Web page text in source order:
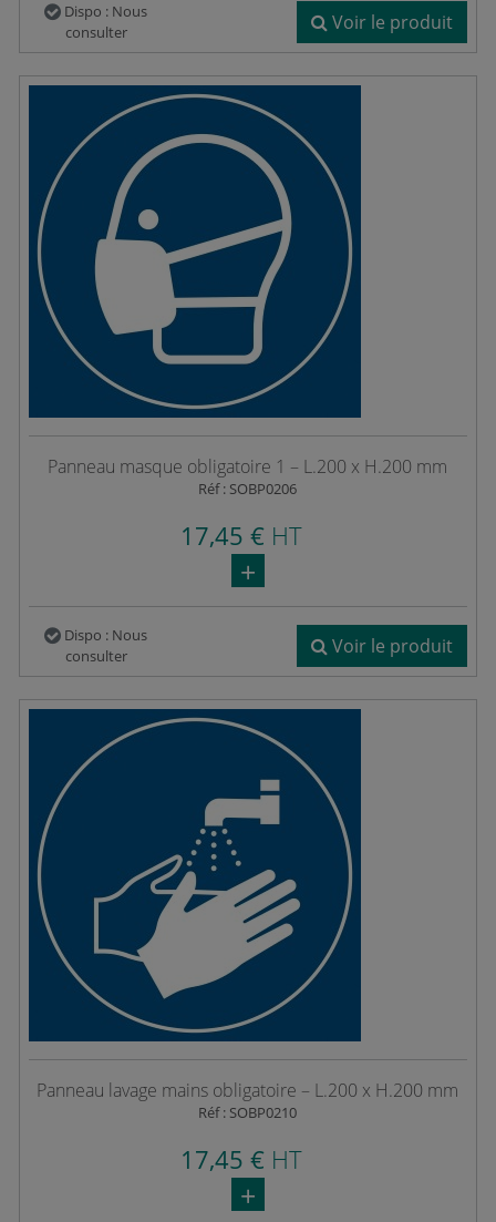
Dispo : Nous
consulter
Voir le produit
Panneau masque obligatoire 1 – L.200 x H.200 mm
Réf : SOBP0206
17,45 €HT
Dispo : Nous
consulter
Voir le produit
Panneau lavage mains obligatoire – L.200 x H.200 mm
Réf : SOBP0210
17,45 €HT